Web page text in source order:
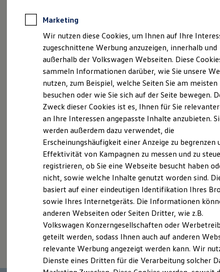
Anpfiff zum Gewinn
Elektroautos
ID. Tutorials
Elektrofahrzeugkonzepte
Reichweite
Reichweite der ID. Modelle
Reichweite im Winter
Laden
Laden unterwegs
Laden Zuhause
Ladezeitensimulator
Batterie
Sicherheit
Garantie und Lebensdauer
Nachhaltigkeit
Technologie
Kosten und Kauf
Verbrauchskosten
Kaufoptionen
E-Auto-Förderung
Software und Konnektivität
Die ID. Software 6
ID. Software Versionen und Updates
Digitale Extras
Schnittstellen zu Ihrem ID.
Probefahrt vereinbaren
Fahrzeugangebot anfordern
Servicetermin buchen
Serviceanfrage stellen
Marketing
Wir nutzen diese Cookies, um Ihnen auf Ihre
zugeschnittene Werbung anzuzeigen, innerhalb und
außerhalb der Volkswagen Webseiten. Diese
sammeln Informationen darüber, wie Sie unsere
nutzen, zum Beispiel, welche Seiten Sie am meisten
besuchen oder wie Sie sich auf der Seite bewegen.
Zweck dieser Cookies ist es, Ihnen für Sie
an Ihre Interessen angepasste Inhalte anzubieten.
werden außerdem dazu verwendet, die
Erscheinungshäufigkeit einer Anzeige zu begrenzen
Effektivität von Kampagnen zu messen und zu
registrieren, ob Sie eine Webseite besucht haben
nicht, sowie welche Inhalte genutzt worden sind.
basiert auf einer eindeutigen Identifikation Ihres
sowie Ihres Internetgeräts. Die Informationen
anderen Webseiten oder Seiten Dritter, wie z.B.
Volkswagen Konzerngesellschaften oder
geteilt werden, sodass Ihnen auch auf anderen
relevante Werbung angezeigt werden kann. Wir
Dienste eines Dritten für die Verarbeitung solcher